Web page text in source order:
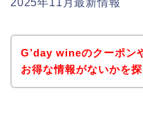
2025年11月最新情報
G’day wineのクーポン
お得な情報がないかを